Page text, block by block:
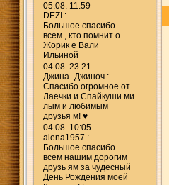
05.08. 11:59
DEZI :
Большое спасибо
всем , кто помнит о
Жорик е Вали
Ильиной
04.08. 23:21
Джина -Джиноч :
Спасибо огромное от
Лаечки и Спайкуши ми
лым и любимым
друзья м! ♥
04.08. 10:05
alena1957 :
Большое спасибо
всем нашим дорогим
друзь ям за чудесный
День Рождения моей